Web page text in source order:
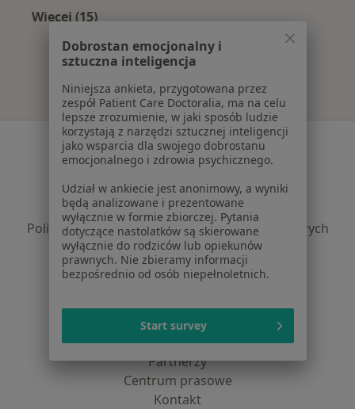
Więcej (15)
Więcej w kategorii: Najczęście leczone
Serwis
Regulamin
Polityka prywatności pacjentów
Polityka prywatności profesjonalistów
Polityka prywatności dla profesjonalistów, których
dane pozyskaliśmy samodzielnie
Polityka cookies
Jak działają wyniki wyszukiwania
Dostępność
O nas
Praca Rekrutujemy!
Partnerzy
Centrum prasowe
Kontakt
Dobrostan emocjonalny i
sztuczna inteligencja
Niniejsza ankieta, przygotowana przez
zespół Patient Care Doctoralia, ma na celu
lepsze zrozumienie, w jaki sposób ludzie
korzystają z narzędzi sztucznej inteligencji
jako wsparcia dla swojego dobrostanu
emocjonalnego i zdrowia psychicznego.
Udział w ankiecie jest anonimowy, a wyniki
będą analizowane i prezentowane
wyłącznie w formie zbiorczej. Pytania
dotyczące nastolatków są skierowane
wyłącznie do rodziców lub opiekunów
prawnych. Nie zbieramy informacji
bezpośrednio od osób niepełnoletnich.
Start survey